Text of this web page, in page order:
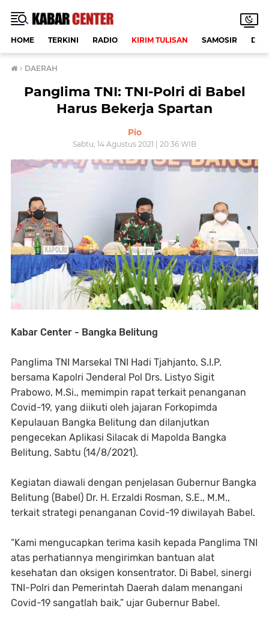
HOME TERKINI RADIO KIRIM TULISAN SAMOSIR
› DAERAH
Panglima TNI: TNI-Polri di Babel
Harus Bekerja Spartan
Pio
Sabtu, 14 Agustus 2021 | 20:36 WIB
Kabar Center - Bangka Belitung
Panglima TNI Marsekal TNI Hadi Tjahjanto, S.I.P.
bersama Kapolri Jenderal Pol Drs. Listyo Sigit
Prabowo, M.Si., memimpin rapat terkait penanganan
Covid-19, yang diikuti oleh jajaran Forkopimda
Kepulauan Bangka Belitung dan dilanjutkan
pengecekan Aplikasi Silacak di Mapolda Bangka
Belitung, Sabtu (14/8/2021).
Kegiatan diawali dengan penjelasan Gubernur Bangka
Belitung (Babel) Dr. H. Erzaldi Rosman, S.E., M.M.,
terkait strategi penanganan Covid-19 diwilayah Babel.
“Kami mengucapkan terima kasih kepada Panglima TNI
atas perhatiannya mengirimkan bantuan alat
kesehatan dan oksigen konsentrator. Di Babel, sinergi
TNI-Polri dan Pemerintah Daerah dalam menangani
Covid-19 sangatlah baik,” ujar Gubernur Babel.